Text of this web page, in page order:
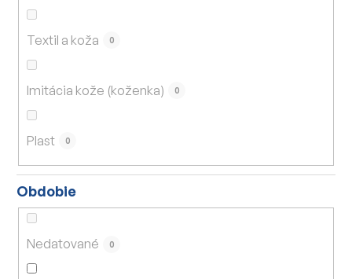
Textil a koža 0
Imitácia kože (koženka) 0
Plast 0
Obdobie
Nedatované 0